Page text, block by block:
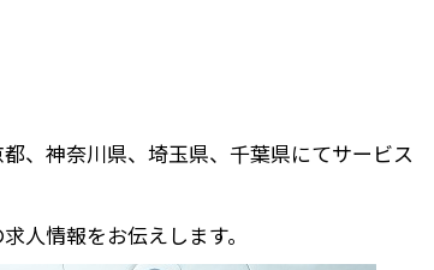
、神奈川県、埼玉県、千葉県にてサービス
人情報をお伝えします。